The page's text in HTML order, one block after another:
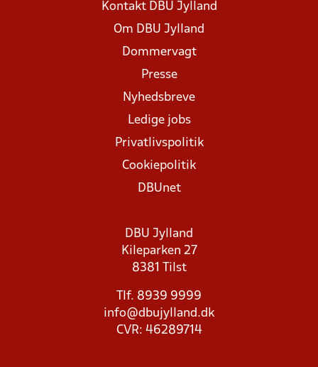
Kontakt DBU Jylland
Om DBU Jylland
Dommervagt
Presse
Nyhedsbreve
Ledige jobs
Privatlivspolitik
Cookiepolitik
DBUnet
DBU Jylland
Kileparken 27
8381 Tilst
Tlf. 8939 9999
info@dbujylland.dk
CVR: 46289714